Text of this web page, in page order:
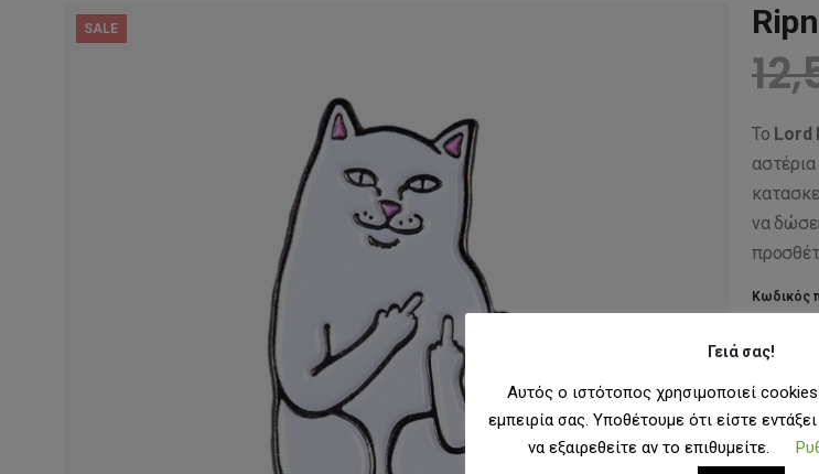
SALE
Το Lord
να
Κωδικός
Ετικέτες:
Γειά σας!
Αυτός ο ιστότοπος χρησιμοποιεί cookies
εμπειρία σας. Υποθέτουμε ότι είστε
να εξαιρεθείτε αν το επιθυμείτε.